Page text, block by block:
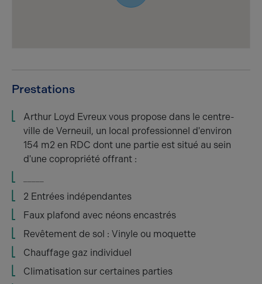
Prestations
Arthur Loyd Evreux vous propose dans le centre-
ville de Verneuil, un local professionnel d'environ
154 m2 en RDC dont une partie est situé au sein
d'une copropriété offrant :
2 Entrées indépendantes
Faux plafond avec néons encastrés
Revêtement de sol : Vinyle ou moquette
Chauffage gaz individuel
Climatisation sur certaines parties